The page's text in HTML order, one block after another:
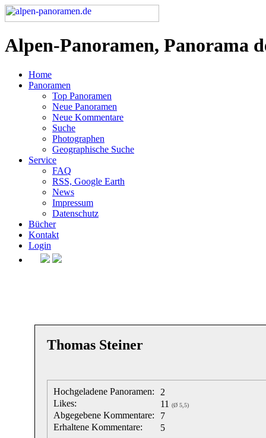
Alpen-Panoramen, Panorama
Home
Panoramen
Top Panoramen
Neue Panoramen
Neue Kommentare
Suche
Photographen
Geographische Suche
Service
FAQ
RSS, Google Earth
News
Impressum
Datenschutz
Bücher
Kontakt
Login
Thomas Steiner
Hochgeladene Panoramen:
2
Likes:
11 (Ø 5,5)
Abgegebene Kommentare:
7
Erhaltene Kommentare:
5